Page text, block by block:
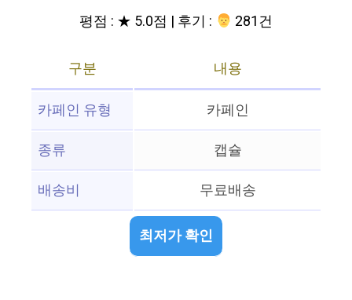
평점 : ★ 5.0점 | 후기 : ‍‍ 281건
구분
내용
카페인 유형
카페인
종류
캡슐
배송비
무료배송
최저가 확인